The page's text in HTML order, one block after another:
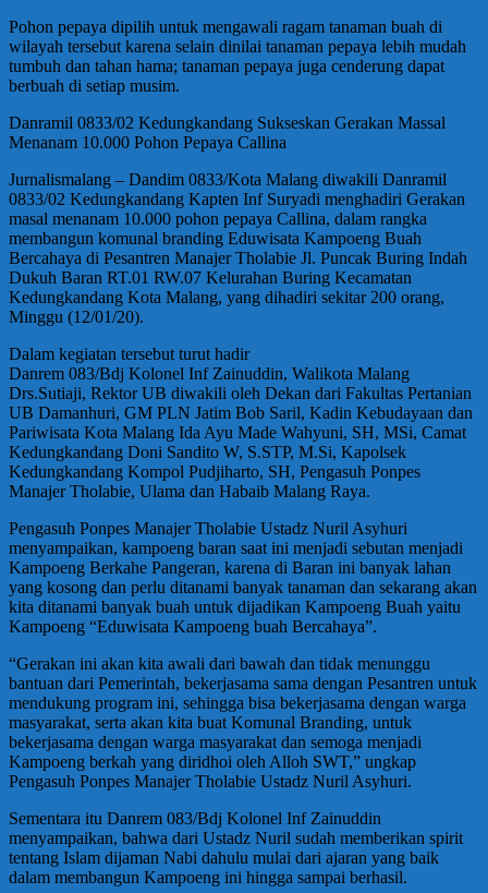
Pohon pepaya dipilih untuk mengawali ragam tanaman buah di
wilayah tersebut karena selain dinilai tanaman pepaya lebih mudah
tumbuh dan tahan hama; tanaman pepaya juga cenderung dapat
berbuah di setiap musim.
Danramil 0833/02 Kedungkandang Sukseskan Gerakan Massal
Menanam 10.000 Pohon Pepaya Callina
Jurnalismalang – Dandim 0833/Kota Malang diwakili Danramil
0833/02 Kedungkandang Kapten Inf Suryadi menghadiri Gerakan
masal menanam 10.000 pohon pepaya Callina, dalam rangka
membangun komunal branding Eduwisata Kampoeng Buah
Bercahaya di Pesantren Manajer Tholabie Jl. Puncak Buring Indah
Dukuh Baran RT.01 RW.07 Kelurahan Buring Kecamatan
Kedungkandang Kota Malang, yang dihadiri sekitar 200 orang,
Minggu (12/01/20).
Dalam kegiatan tersebut turut hadir
Danrem 083/Bdj Kolonel Inf Zainuddin, Walikota Malang
Drs.Sutiaji, Rektor UB diwakili oleh Dekan dari Fakultas Pertanian
UB Damanhuri, GM PLN Jatim Bob Saril, Kadin Kebudayaan dan
Pariwisata Kota Malang Ida Ayu Made Wahyuni, SH, MSi, Camat
Kedungkandang Doni Sandito W, S.STP, M.Si, Kapolsek
Kedungkandang Kompol Pudjiharto, SH, Pengasuh Ponpes
Manajer Tholabie, Ulama dan Habaib Malang Raya.
Pengasuh Ponpes Manajer Tholabie Ustadz Nuril Asyhuri
menyampaikan, kampoeng baran saat ini menjadi sebutan menjadi
Kampoeng Berkahe Pangeran, karena di Baran ini banyak lahan
yang kosong dan perlu ditanami banyak tanaman dan sekarang akan
kita ditanami banyak buah untuk dijadikan Kampoeng Buah yaitu
Kampoeng “Eduwisata Kampoeng buah Bercahaya”.
“Gerakan ini akan kita awali dari bawah dan tidak menunggu
bantuan dari Pemerintah, bekerjasama sama dengan Pesantren untuk
mendukung program ini, sehingga bisa bekerjasama dengan warga
masyarakat, serta akan kita buat Komunal Branding, untuk
bekerjasama dengan warga masyarakat dan semoga menjadi
Kampoeng berkah yang diridhoi oleh Alloh SWT,” ungkap
Pengasuh Ponpes Manajer Tholabie Ustadz Nuril Asyhuri.
Sementara itu Danrem 083/Bdj Kolonel Inf Zainuddin
menyampaikan, bahwa dari Ustadz Nuril sudah memberikan spirit
tentang Islam dijaman Nabi dahulu mulai dari ajaran yang baik
dalam membangun Kampoeng ini hingga sampai berhasil.